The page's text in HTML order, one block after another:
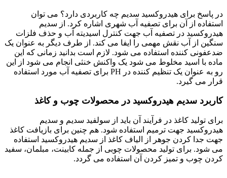
در پاسخ برای هیدروکسید سدیم چه کاربردی دارد؟ می توان
استفاده از آن برای تصفیه آب شهری اشاره کرد. از سدیم
هیدروکسید در تصفیه آب جهت کنترل اسیدیته آب و حذف فلزات
سنگین از آب نقش مهمی را ایفا می کند. از طرف دیگر به عنوان یک
ضدعفونی کننده استفاده می شود. لازم است بدانید زمانی که این
ماده با اسید مخلوط می شود یک واکنش خنثی انجام می شود از این
رو به عنوان یک تنظیم کننده در PH برای تصفیه آب مورد استفاده
قرار می گیرد.
کاربرد سدیم هیدروکسید در محصولات چوب و کاغذ
برای تولید کاغذ در فرآیند آن باید از سولفید سدیم و سدیم
هیدروکسید جهت ترمیم استفاده شود. هم چنین برای بازیافت کاغذ
جهت جدا کردن جوهر از الیاف کاغذ از سدیم هیدروکسید استفاده
می شود. برای تولید محصولات چوبی از جمله کابینت، مبلمان، سفید
کردن چوب و تمیز کردن آن استفاده می گردد.